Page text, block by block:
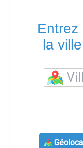
Entrez
la